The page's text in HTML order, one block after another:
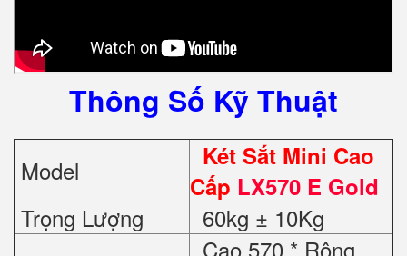
Thông Số Kỹ Thuật
Model
Két Sắt Mini Cao
Cấp LX570 E Gold
Trọng Lượng
60kg ± 10Kg
Cao 570 * Rộng